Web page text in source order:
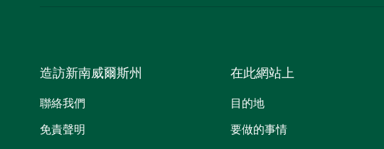
造訪新南威爾斯州
聯絡我們
免責聲明
在此網站上
目的地
要做的事情